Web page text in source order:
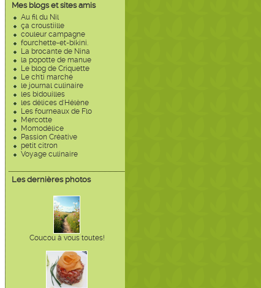
Mes blogs et sites amis
Au fil du Nil
ça croustiille
couleur campagne
fourchette-et-bikini.
La brocante de Nina
la popotte de manue
Le blog de Criquette
Le ch'ti marché
le journal culinaire
les bidouilles
les délices d'Hélène
Les fourneaux de Flo
Mercotte
Momodélice
Passion Créative
petit citron
Voyage culinaire
Les dernières photos
Coucou à vous toutes!